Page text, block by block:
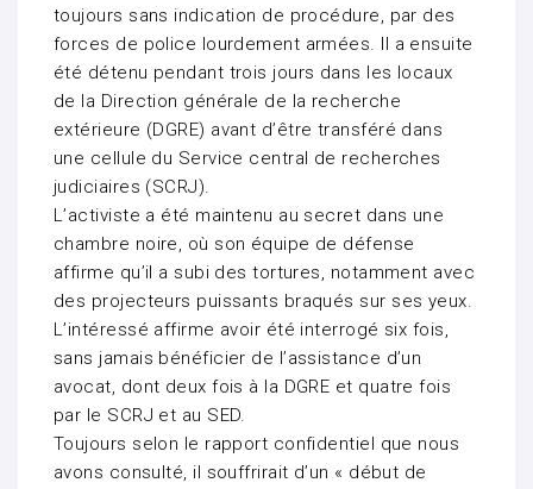
toujours sans indication de procédure, par des
forces de police lourdement armées. Il a ensuite
été détenu pendant trois jours dans les locaux
de la Direction générale de la recherche
extérieure (DGRE) avant d’être transféré dans
une cellule du Service central de recherches
judiciaires (SCRJ).
L’activiste a été maintenu au secret dans une
chambre noire, où son équipe de défense
affirme qu’il a subi des tortures, notamment avec
des projecteurs puissants braqués sur ses yeux.
L’intéressé affirme avoir été interrogé six fois,
sans jamais bénéficier de l’assistance d’un
avocat, dont deux fois à la DGRE et quatre fois
par le SCRJ et au SED.
Toujours selon le rapport confidentiel que nous
avons consulté, il souffrirait d’un « début de